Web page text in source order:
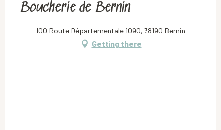
Boucherie de Bernin
100 Route Départementale 1090, 38190 Bernin
Getting there